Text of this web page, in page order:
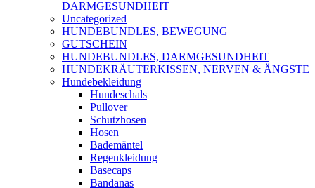
DARMGESUNDHEIT
Uncategorized
HUNDEBUNDLES, BEWEGUNG
GUTSCHEIN
HUNDEBUNDLES, DARMGESUNDHEIT
HUNDEKRÄUTERKISSEN, NERVEN & ÄNGSTE
Hundebekleidung
Hundeschals
Pullover
Schutzhosen
Hosen
Bademäntel
Regenkleidung
Basecaps
Bandanas